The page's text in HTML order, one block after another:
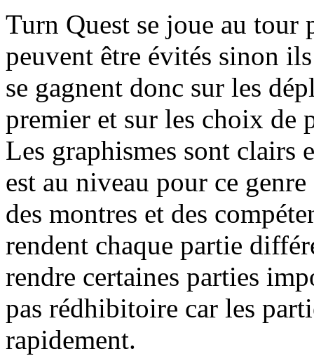
Turn Quest se joue au tour
peuvent être évités sinon
se gagnent donc sur les
premier et sur les choix de
Les graphismes sont clairs
est au niveau pour ce
des montres et des
rendent chaque partie
rendre certaines parties
pas rédhibitoire car les
rapidement.